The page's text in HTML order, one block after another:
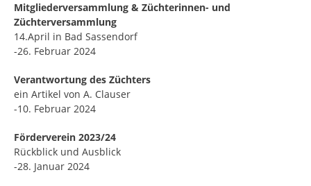
Mitgliederversammlung & Züchterinnen- und
Züchterversammlung
14.April in Bad Sassendorf
-26. Februar 2024
Verantwortung des Züchters
ein Artikel von A. Clauser
-10. Februar 2024
Förderverein 2023/24
Rückblick und Ausblick
-28. Januar 2024